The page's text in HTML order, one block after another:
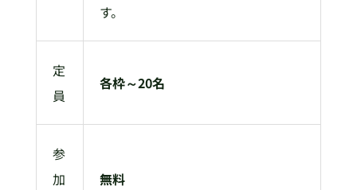
す。
定
員
各枠～20名
参
加
無料